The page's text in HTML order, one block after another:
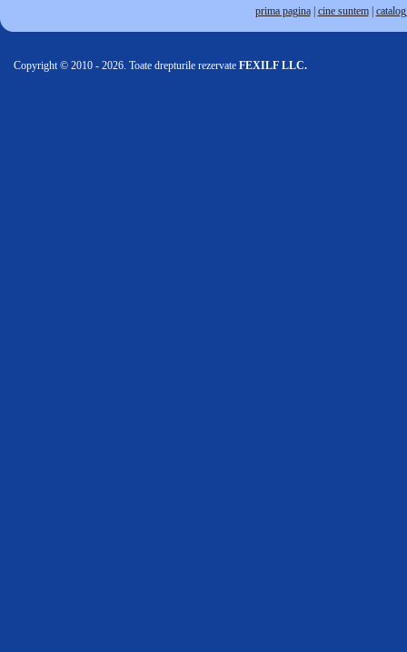
prima pagina| cine suntem|
Copyright © 2010 - 2026. Toate drepturile rezervate FEXILF LLC.